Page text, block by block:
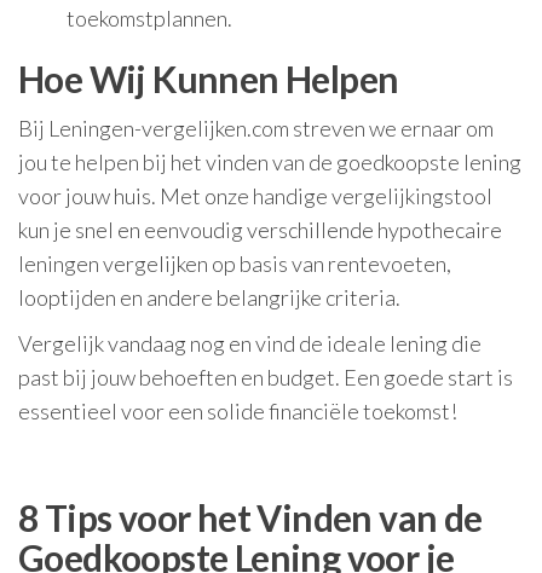
toekomstplannen.
Hoe Wij Kunnen Helpen
Bij Leningen-vergelijken.com streven we ernaar om
jou te helpen bij het vinden van de goedkoopste lening
voor jouw huis. Met onze handige vergelijkingstool
kun je snel en eenvoudig verschillende hypothecaire
leningen vergelijken op basis van rentevoeten,
looptijden en andere belangrijke criteria.
Vergelijk vandaag nog en vind de ideale lening die
past bij jouw behoeften en budget. Een goede start is
essentieel voor een solide financiële toekomst!
8 Tips voor het Vinden van de
Goedkoopste Lening voor je